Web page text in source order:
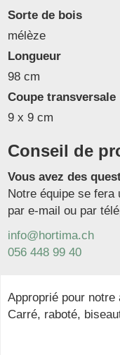
Sorte de bois
mélèze
Longueur
98 cm
Coupe transversale
9 x 9 cm
Conseil de
Vous avez des
Notre équipe se fera
par e-mail ou par
info@hortima.ch
056 448 99 40
Approprié pour
Carré, raboté,